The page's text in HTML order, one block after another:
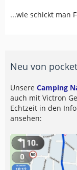
...wie schickt man
Neu von
Unsere Camping
auch mit Victron
Echtzeit in den
ansehen: